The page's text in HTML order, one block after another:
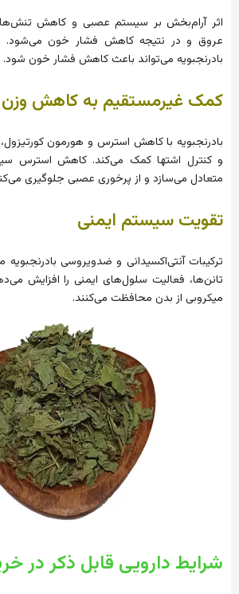
اثر آرام‌بخش بر سیستم عصبی و کاهش
عروق و در نتیجه کاهش فشار خون
بادرنجبویه می‌تواند باعث کاهش فشار خون شود.
کمک غیرمستقیم به کاهش وزن
بادرنجبویه با کاهش استرس و هورمون
و کنترل اشتها کمک می‌کند. کاهش استرس
متعادل می‌سازد و از پرخوری عصبی جلوگیری
تقویت سیستم ایمنی
ترکیبات آنتی‌اکسیدانی و ضدویروسی بادرنجبویه
تانن‌ها، فعالیت سلول‌های ایمنی را افزایش
میکروبی از بدن محافظت می‌کنند.
شرایط دارویی قابل ذکر در